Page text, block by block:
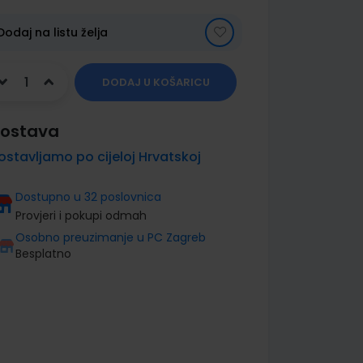
na listu želja
DODAJ U KOŠARICU
po cijeloj Hrvatskoj
Dostupno u 32 poslovnica
Provjeri i pokupi odmah
Osobno preuzimanje u PC Zagreb
Besplatno